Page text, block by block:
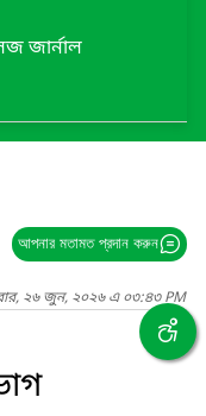
জার্নাল
আপনার মতামত প্রদান করুন
২৬ জুন, ২০২৬ এ ০৩:৪৩ PM